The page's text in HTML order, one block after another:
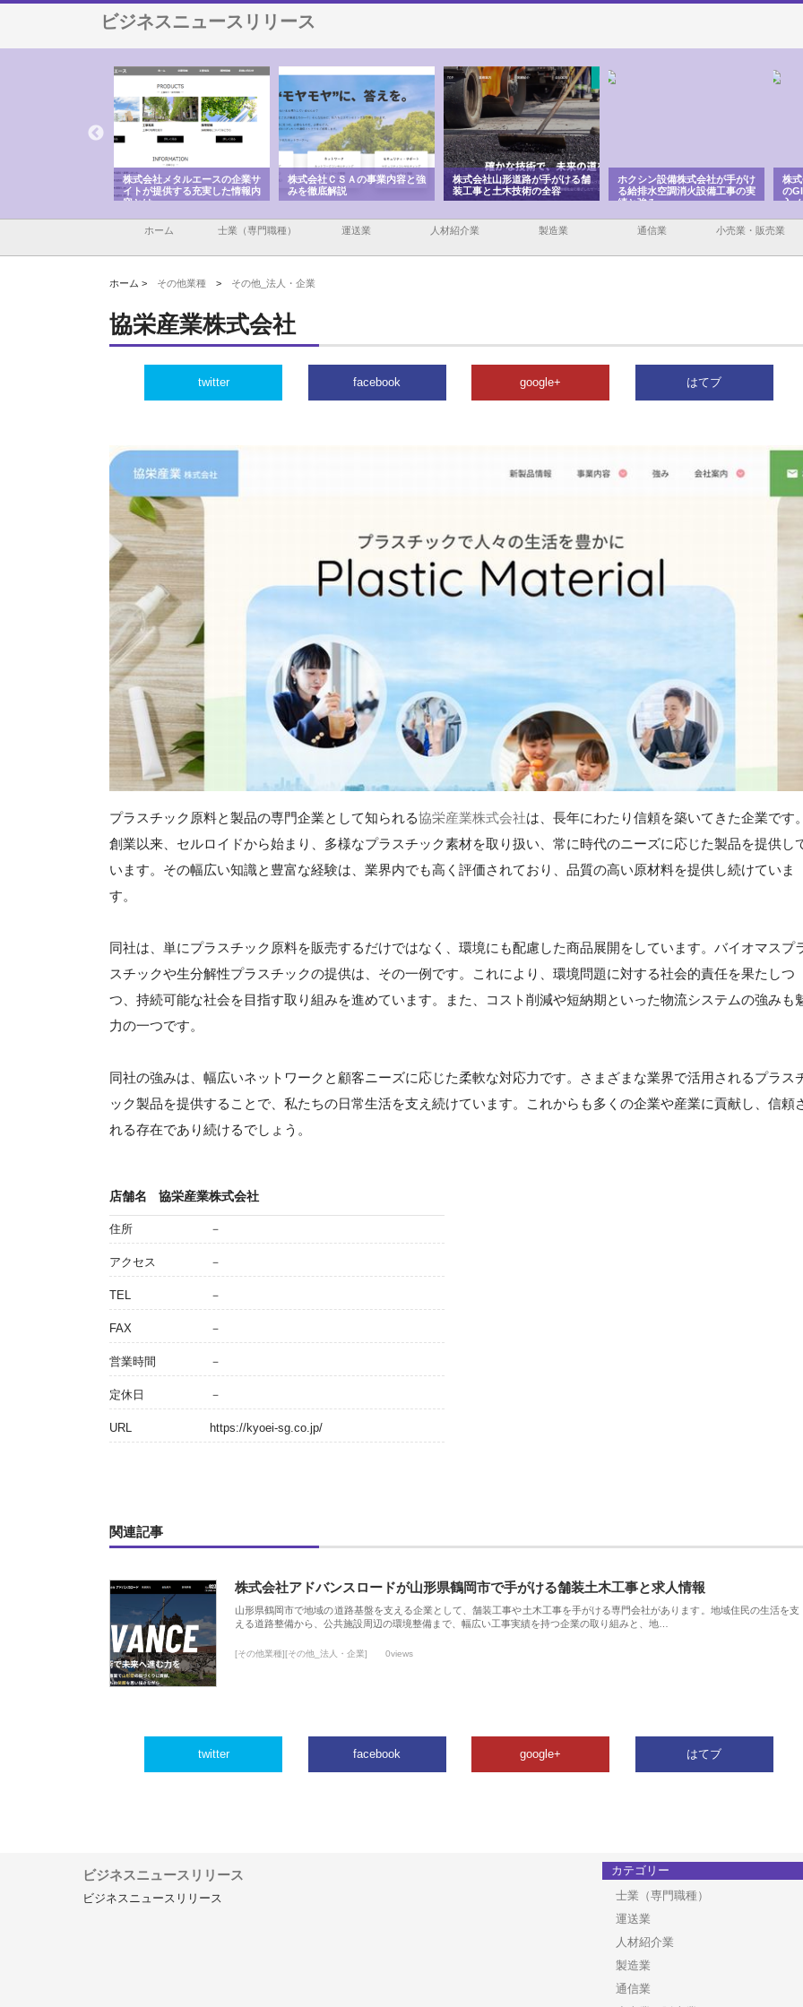
ビジネスニュースリリース
株式会社メタルエースの企業サ
イトが提供する充実した情報内
株式会社ＣＳＡの事業内容と強
みを徹底解説
株式会社山形道路が手がける舗
装工事と土木技術の全容
ホクシン設備株式会社が手がけ
る給排水空調消火設備工事の実
績と強み
株式会社東京
のGISインフ
入メリット
ホーム 士業（専門職種） 運送業 人材紹介業 製造業 通信業 小売業・販売業
ホーム > その他業種 > その他_法人・企業
協栄産業株式会社
twitter facebook google+ はてブ
プラスチック原料と製品の専門企業として知られる協栄産業株式会社は、長年にわたり信頼を築いてきた企業です。
創業以来、セルロイドから始まり、多様なプラスチック素材を取り扱い、常に時代のニーズに応じた製品を提供し
います。その幅広い知識と豊富な経験は、業界内でも高く評価されており、品質の高い原材料を提供し続けていま
す。
同社は、単にプラスチック原料を販売するだけではなく、環境にも配慮した商品展開をしています。バイオマスプ
スチックや生分解性プラスチックの提供は、その一例です。これにより、環境問題に対する社会的責任を果たしつ
つ、持続可能な社会を目指す取り組みを進めています。また、コスト削減や短納期といった物流システムの強みも
力の一つです。
同社の強みは、幅広いネットワークと顧客ニーズに応じた柔軟な対応力です。さまざまな業界で活用されるプラス
ック製品を提供することで、私たちの日常生活を支え続けています。これからも多くの企業や産業に貢献し、信頼
れる存在であり続けるでしょう。
店舗名 協栄産業株式会社
住所 －
アクセス －
TEL －
FAX －
営業時間 －
定休日 －
URL https://kyoei-sg.co.jp/
関連記事
株式会社アドバンスロードが山形県鶴岡市で手がける舗装土木工事と求人情報
山形県鶴岡市で地域の道路基盤を支える企業として、舗装工事や土木工事を手がける専門会社があります。地域住民の生活を支
える道路整備から、公共施設周辺の環境整備まで、幅広い工事実績を持つ企業の取り組みと、地…
[その他業種][その他_法人・企業] 0views
twitter facebook google+ はてブ
ビジネスニュースリリース
ビジネスニュースリリース
カテゴリー
士業（専門職種）
運送業
人材紹介業
製造業
通信業